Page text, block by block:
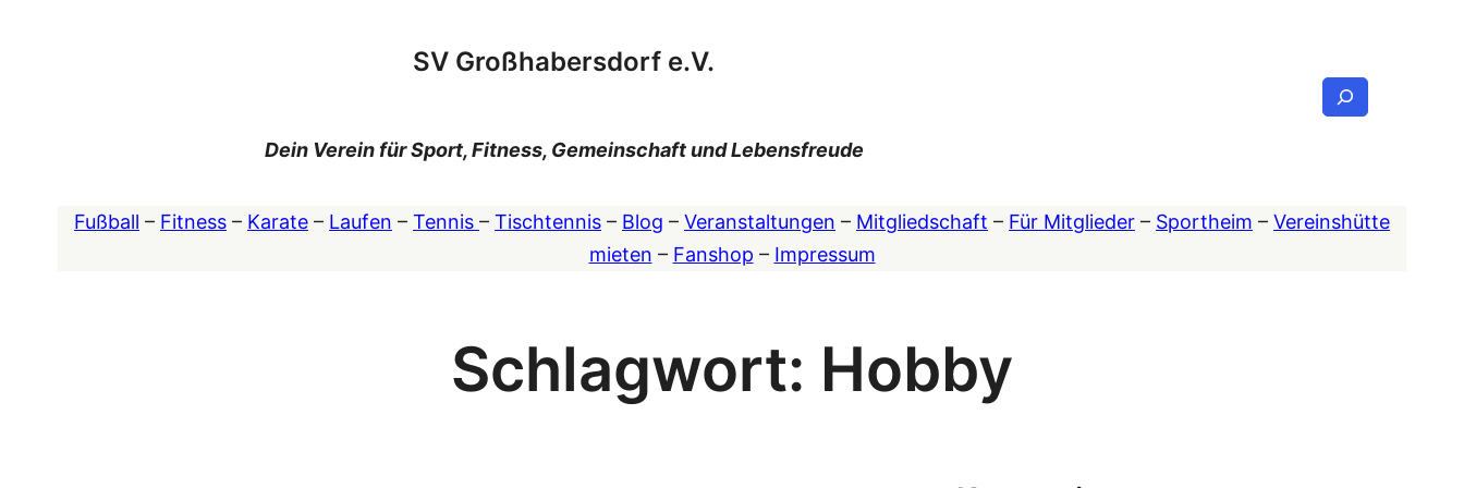
SV Großhabersdorf e.V.
Dein Verein für Sport, Fitness, Gemeinschaft und Lebensfreude
Suchen
Fußball – Fitness – Karate – Laufen – Tennis – Tischtennis – Blog – Veranstaltungen – Mitgliedschaft – Für Mitglieder – Sportheim – Vereinshütte
mieten – Fanshop – Impressum
Schlagwort: Hobby